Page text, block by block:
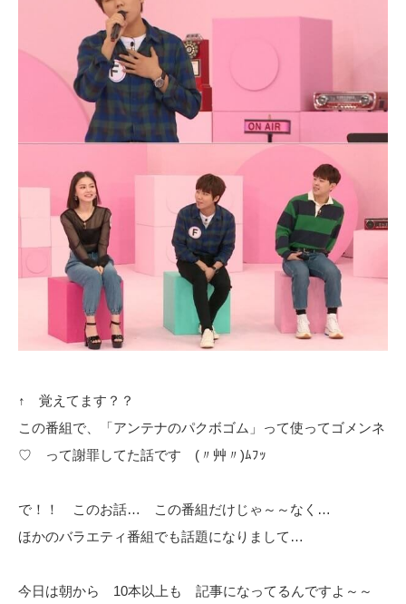
↑ 覚えてます？？
この番組で、「アンテナのパクボゴム」って使ってゴメンネ
♡ って謝罪してた話です (〃艸〃)ﾑﾌｯ
で！！ このお話… この番組だけじゃ～～なく…
ほかのバラエティ番組でも話題になりまして…
今日は朝から 10本以上も 記事になってるんですよ～～